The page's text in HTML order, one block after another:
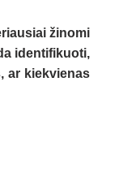
žinomi
identifikuoti,
ar kiekvienas